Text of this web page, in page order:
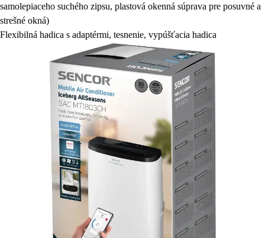
samolepiaceho suchého zipsu, plastová okenná súprava pre posuvné a
strešné okná)
Flexibilná hadica s adaptérmi, tesnenie, vypúšťacia hadica